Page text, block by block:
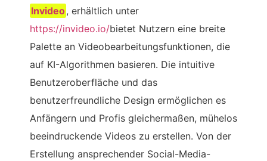
Invideo, erhältlich unter
https://invideo.io/bietet Nutzern eine breite
Palette an Videobearbeitungsfunktionen, die
auf KI-Algorithmen basieren. Die intuitive
Benutzeroberfläche und das
benutzerfreundliche Design ermöglichen es
Anfängern und Profis gleichermaßen, mühelos
beeindruckende Videos zu erstellen. Von der
Erstellung ansprechender Social-Media-